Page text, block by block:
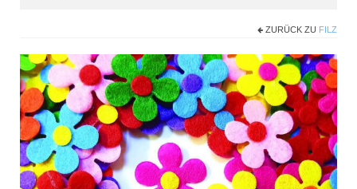
Zahlungsarten
Versandarten
Kisus Katalog anfordern
Newsletter
ZURÜCK ZU FILZ